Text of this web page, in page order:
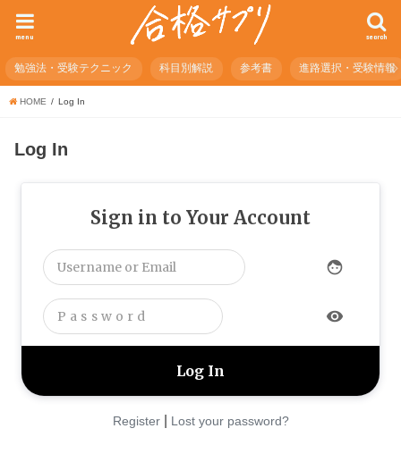
search
menu
勉強法・受験テクニック 科目別解説 参考書 進路選択・受験情報
HOME Log In
Log In
Sign in to Your Account
face
visibility
Register| Lost your password?